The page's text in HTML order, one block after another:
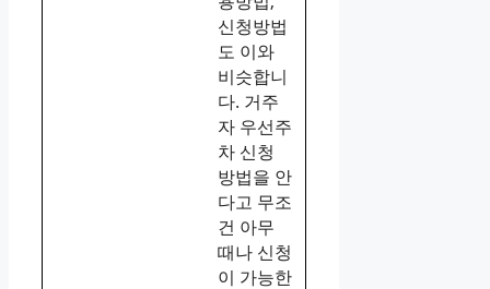
신청방법
도 이와
비슷합니
다. 거주
자 우선주
차 신청
방법을 안
다고 무조
건 아무
때나 신청
이 가능한